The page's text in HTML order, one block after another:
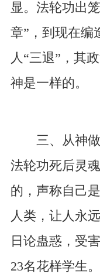
显。法轮功出
章”，到现在编
人“三退”，其
神是一样的。
三、从神做
法轮功死后灵
的，声称自己
人类，让人永
日论蛊惑，受
23名花样学生